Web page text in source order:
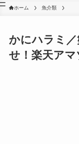
ホーム 魚介類
かにハラミ
せ！楽天アマ